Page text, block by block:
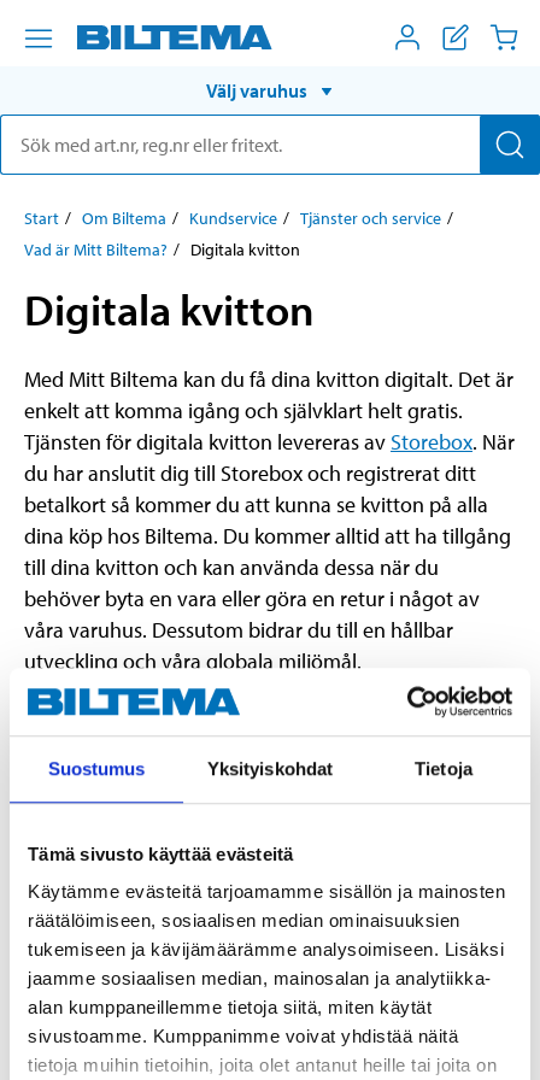
Suostumus Yksityiskohdat Tietoja
Tämä sivusto käyttää evästeitä
Käytämme evästeitä tarjoamamme sisällön ja mainosten
räätälöimiseen, sosiaalisen median ominaisuuksien
tukemiseen ja kävijämäärämme analysoimiseen. Lisäksi
jaamme sosiaalisen median, mainosalan ja analytiikka-
alan kumppaneillemme tietoja siitä, miten käytät
sivustoamme. Kumppanimme voivat yhdistää näitä
tietoja muihin tietoihin, joita olet antanut heille tai joita on
Välj varuhus
Start Om Biltema Kundservice
Tjänster och service
Vad är Mitt Biltema?
Digitala kvitton
Digitala kvitton
Med Mitt Biltema kan du få dina kvitton digitalt. Det är
enkelt att komma igång och självklart helt gratis.
Tjänsten för digitala kvitton levereras av Storebox. När
du har anslutit dig till Storebox och registrerat ditt
betalkort så kommer du att kunna se kvitton på alla
dina köp hos Biltema. Du kommer alltid att ha tillgång
till dina kvitton och kan använda dessa när du
behöver byta en vara eller göra en retur i något av
våra varuhus. Dessutom bidrar du till en hållbar
utveckling och våra globala miljömål.
Vänligen notera att vi (Storebox) idag inte stödjer
eller Apple Pay. Du kan alltså enbart få ett digitalt
(Visa/Mastercard).
Vad är Storebox?
Storebox finns för att spara dina digitala kvitton.
Kostar det något att anmäla sig till
tjänsten?